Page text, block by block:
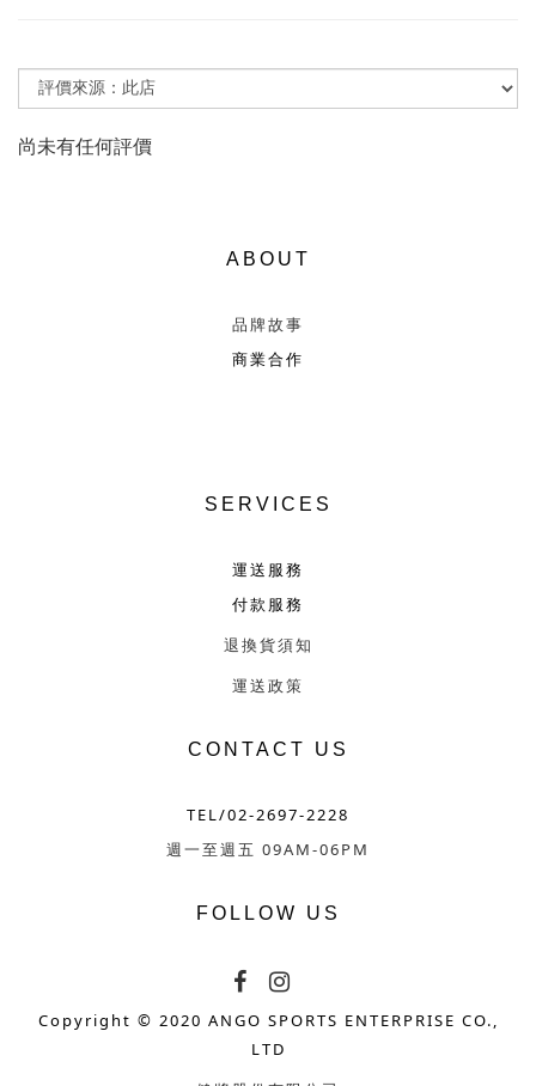
尚未有任何評價
ABOUT
品牌故事
商業合作
SERVICES
運送服務
付款服務
退換貨須知
運送政策
CONTACT US
TEL/02-2697-2228
週一至週五 09AM-06PM
FOLLOW US
Copyright © 2020 ANGO SPORTS ENTERPRISE CO.,
LTD